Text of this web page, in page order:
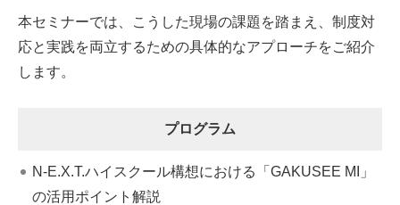
本セミナーでは、こうした現場の課題を踏まえ、制度対
応と実践を両立するための具体的なアプローチをご紹介
します。
プログラム
N-E.X.T.ハイスクール構想における「GAKUSEE MI」
の活用ポイント解説